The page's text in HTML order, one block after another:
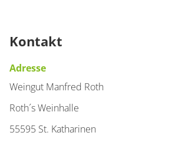
Kontakt
Adresse
Weingut Manfred Roth
Roth´s Weinhalle
55595 St. Katharinen